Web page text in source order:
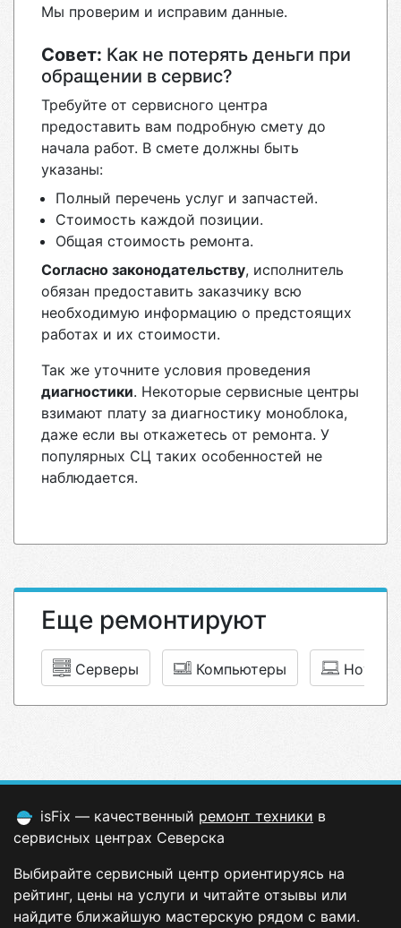
Мы проверим и исправим данные.
Совет: Как не потерять деньги при
обращении в сервис?
Требуйте от сервисного центра
предоставить вам подробную смету до
начала работ. В смете должны быть
указаны:
Полный перечень услуг и запчастей.
Стоимость каждой позиции.
Общая стоимость ремонта.
Согласно законодательству, исполнитель
обязан предоставить заказчику всю
необходимую информацию о предстоящих
работах и их стоимости.
Так же уточните условия проведения
диагностики. Некоторые сервисные центры
взимают плату за диагностику моноблока,
даже если вы откажетесь от ремонта. У
популярных СЦ таких особенностей не
наблюдается.
Еще ремонтируют
Серверы Компьютеры
isFix — качественный ремонт техники в
сервисных центрах Северска
Выбирайте сервисный центр ориентируясь на
рейтинг, цены на услуги и читайте отзывы или
найдите ближайшую мастерскую рядом с вами.